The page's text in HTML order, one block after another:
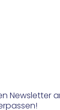
Newsletter